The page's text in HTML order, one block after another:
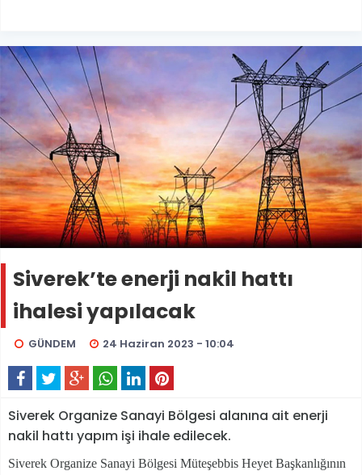
Siverek’te enerji nakil hattı
ihalesi yapılacak
GÜNDEM 24 Haziran 2023 - 10:04
Siverek Organize Sanayi Bölgesi alanına ait enerji
nakil hattı yapım işi ihale edilecek.
Siverek Organize Sanayi Bölgesi Müteşebbis Heyet Başkanlığının